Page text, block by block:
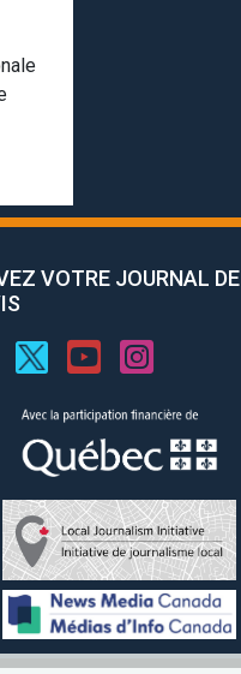
VOTRE JOURNAL DE